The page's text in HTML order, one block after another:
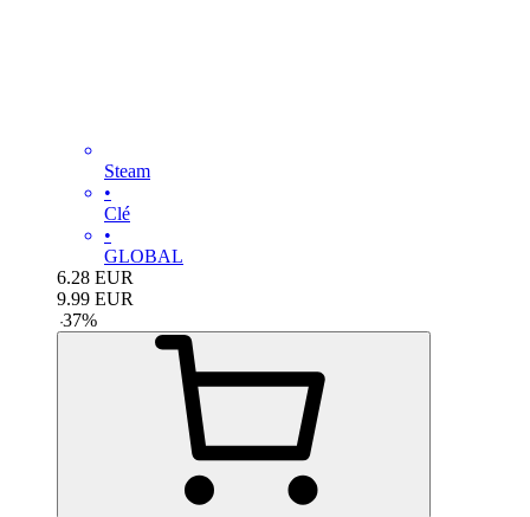
Steam
•
Clé
•
GLOBAL
6.28 EUR
9.99 EUR
-37%